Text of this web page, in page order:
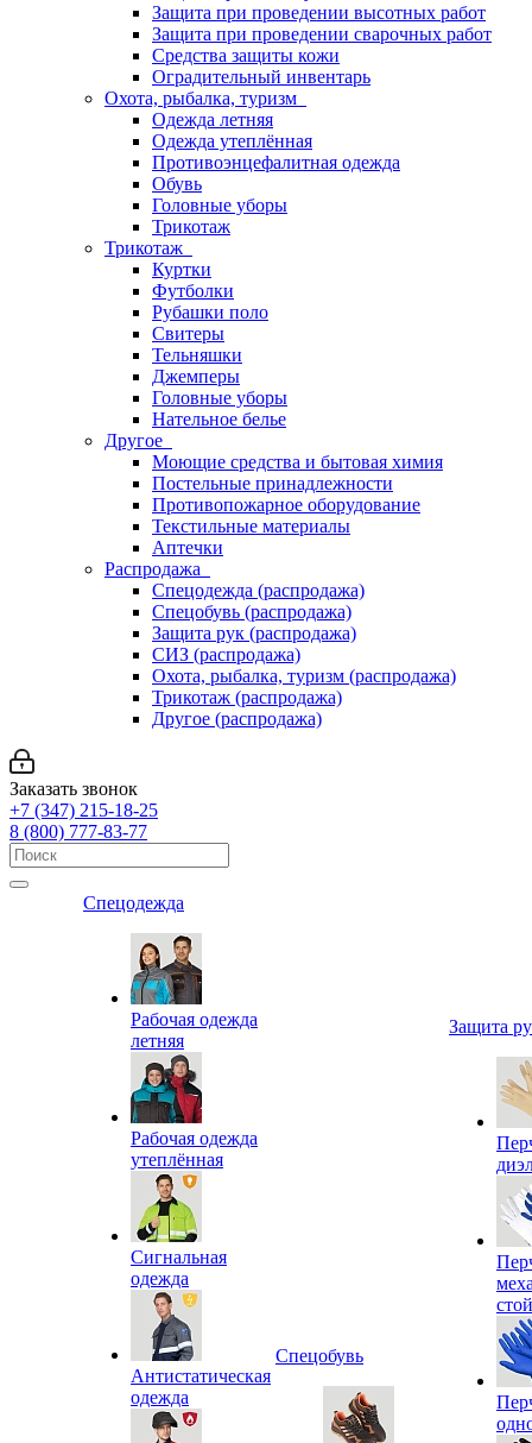
Защита при проведении высотных работ
Защита при проведении сварочных работ
Средства защиты кожи
Оградительный инвентарь
Охота, рыбалка, туризм
Одежда летняя
Одежда утеплённая
Противоэнцефалитная одежда
Обувь
Головные уборы
Трикотаж
Трикотаж
Куртки
Футболки
Рубашки поло
Свитеры
Тельняшки
Джемперы
Головные уборы
Нательное белье
Другое
Моющие средства и бытовая химия
Постельные принадлежности
Противопожарное оборудование
Текстильные материалы
Аптечки
Распродажа
Спецодежда (распродажа)
Спецобувь (распродажа)
Защита рук (распродажа)
СИЗ (распродажа)
Охота, рыбалка, туризм (распродажа)
Трикотаж (распродажа)
Другое (распродажа)
Заказать звонок
+7 (347) 215-18-25
8 (800) 777-83-77
Спецодежда
Рабочая одежда
летняя
Рабочая одежда
утеплённая
Сигнальная
одежда
Антистатическая
одежда
Спецобувь
Защита